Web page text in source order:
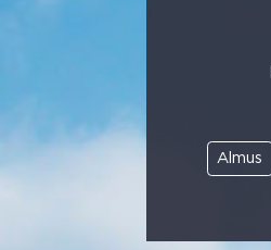
Almus
Söyleşi